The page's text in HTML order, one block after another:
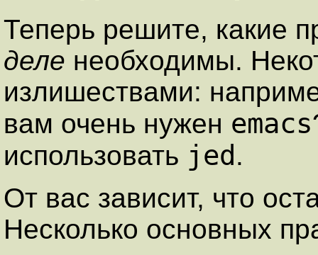
Теперь решите, какие
деле необходимы.
излишествами:
вам очень нужен emacs
использовать jed .
От вас зависит, что
Несколько основных